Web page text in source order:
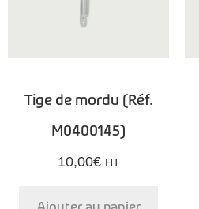
Tige de mordu (Réf.
M0400145)
10,00€ HT
Ajouter au panier